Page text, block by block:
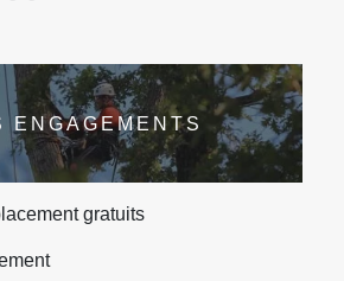
ENGAGEMENTS
gratuits